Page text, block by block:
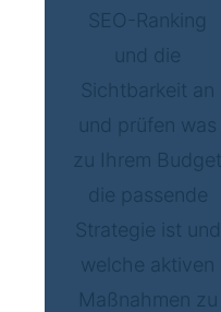
SEO-Ranking
und die
Sichtbarkeit an
und prüfen was
zu Ihrem Budget
die passende
Strategie ist und
welche aktiven
Maßnahmen zu